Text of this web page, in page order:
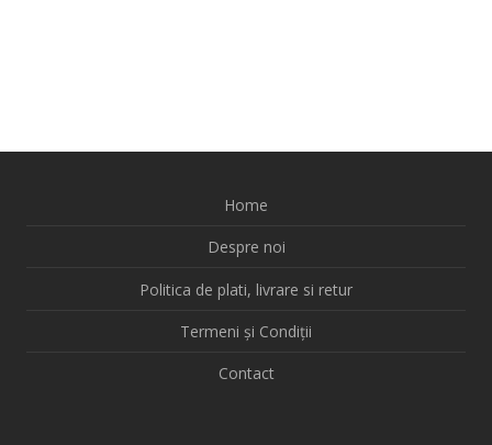
Home
Despre noi
Politica de plati, livrare si retur
Termeni și Condiții
Contact